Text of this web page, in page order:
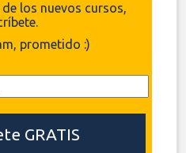
los nuevos cursos,
prometido :)